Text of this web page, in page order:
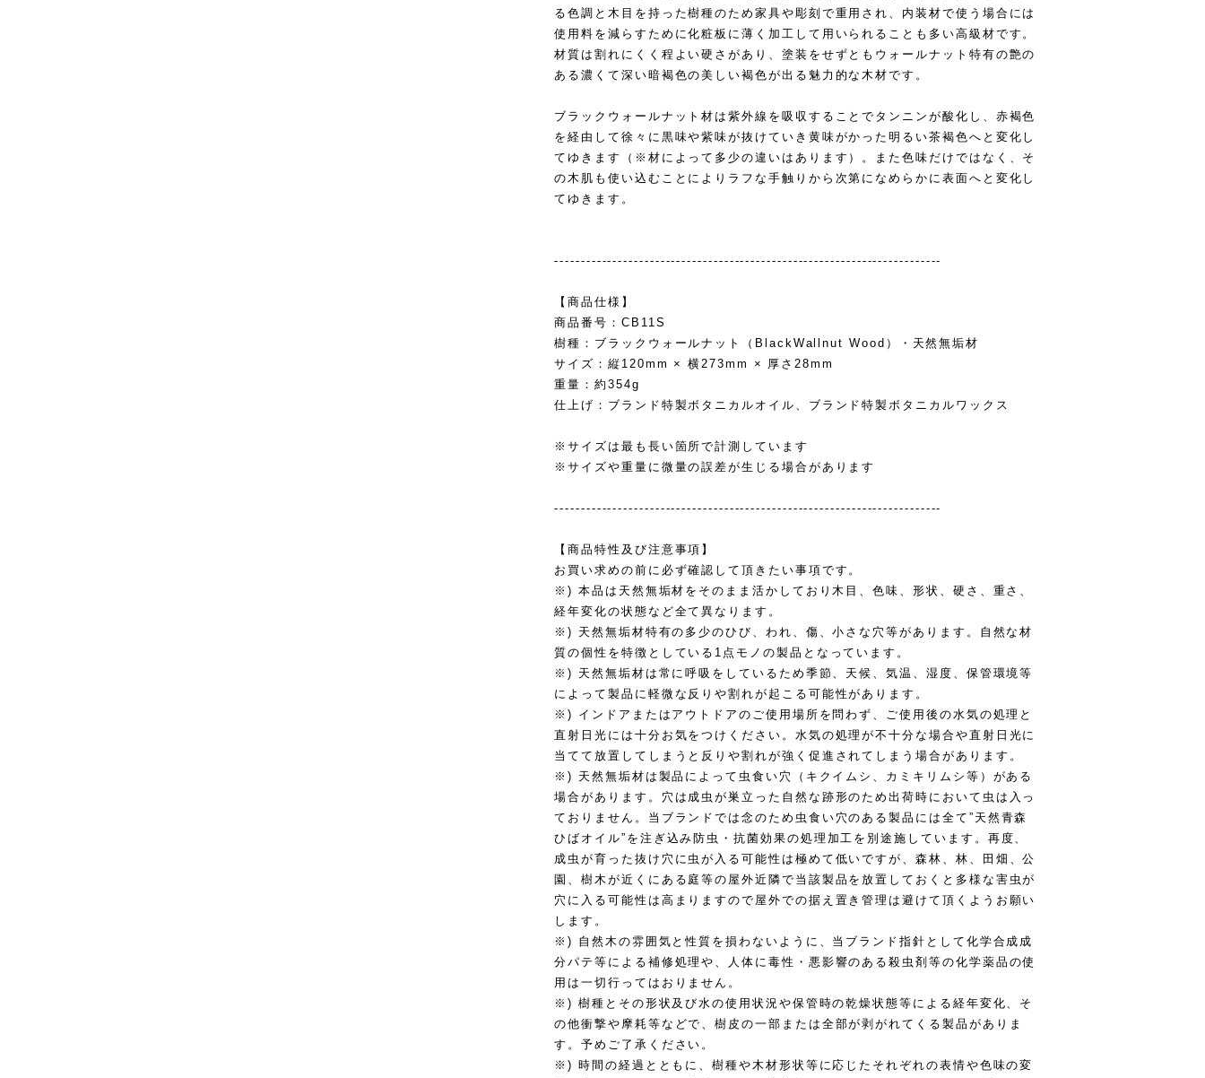
る色調と木目を持った樹種のため家具や彫刻で重用され、内装材で使う場合には
使用料を減らすために化粧板に薄く加工して用いられることも多い高級材です。
材質は割れにくく程よい硬さがあり、塗装をせずともウォールナット特有の艶の
ある濃くて深い暗褐色の美しい褐色が出る魅力的な木材です。
ブラックウォールナット材は紫外線を吸収することでタンニンが酸化し、赤褐色
を経由して徐々に黒味や紫味が抜けていき黄味がかった明るい茶褐色へと変化し
てゆきます（※材によって多少の違いはあります）。また色味だけではなく、そ
の木肌も使い込むことによりラフな手触りから次第になめらかに表面へと変化し
てゆきます。
-------------------------------------------------------------------------
【商品仕様】
商品番号：CB11S
樹種：ブラックウォールナット（BlackWallnut Wood）・天然無垢材
サイズ：縦120mm × 横273mm × 厚さ28mm
重量：約354g
仕上げ：ブランド特製ボタニカルオイル、ブランド特製ボタニカルワックス
※サイズは最も長い箇所で計測しています
※サイズや重量に微量の誤差が生じる場合があります
-------------------------------------------------------------------------
【商品特性及び注意事項】
お買い求めの前に必ず確認して頂きたい事項です。
※) 本品は天然無垢材をそのまま活かしており木目、色味、形状、硬さ、重さ、
経年変化の状態など全て異なります。
※) 天然無垢材特有の多少のひび、われ、傷、小さな穴等があります。自然な材
質の個性を特徴としている1点モノの製品となっています。
※) 天然無垢材は常に呼吸をしているため季節、天候、気温、湿度、保管環境等
によって製品に軽微な反りや割れが起こる可能性があります。
※) インドアまたはアウトドアのご使用場所を問わず、ご使用後の水気の処理と
直射日光には十分お気をつけください。水気の処理が不十分な場合や直射日光に
当てて放置してしまうと反りや割れが強く促進されてしまう場合があります。
※) 天然無垢材は製品によって虫食い穴（キクイムシ、カミキリムシ等）がある
場合があります。穴は成虫が巣立った自然な跡形のため出荷時において虫は入っ
ておりません。当ブランドでは念のため虫食い穴のある製品には全て”天然青森
ひばオイル”を注ぎ込み防虫・抗菌効果の処理加工を別途施しています。再度、
成虫が育った抜け穴に虫が入る可能性は極めて低いですが、森林、林、田畑、公
園、樹木が近くにある庭等の屋外近隣で当該製品を放置しておくと多様な害虫が
穴に入る可能性は高まりますので屋外での据え置き管理は避けて頂くようお願い
します。
※) 自然木の雰囲気と性質を損わないように、当ブランド指針として化学合成成
分パテ等による補修処理や、人体に毒性・悪影響のある殺虫剤等の化学薬品の使
用は一切行ってはおりません。
※) 樹種とその形状及び水の使用状況や保管時の乾燥状態等による経年変化、そ
の他衝撃や摩耗等などで、樹皮の一部または全部が剥がれてくる製品がありま
す。予めご了承ください。
※) 時間の経過とともに、樹種や木材形状等に応じたそれぞれの表情や色味の変